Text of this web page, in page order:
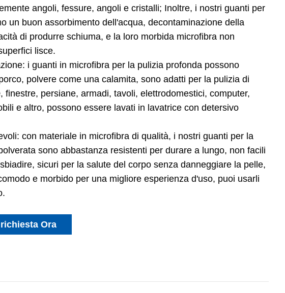
angoli, fessure, angoli e cristalli; Inoltre, i nostri guanti per
un buon assorbimento dell'acqua, decontaminazione della
di produrre schiuma, e la loro morbida microfibra non
lisce.
i guanti in microfibra per la pulizia profonda possono
polvere come una calamita, sono adatti per la pulizia di
finestre, persiane, armadi, tavoli, elettrodomestici, computer,
e altro, possono essere lavati in lavatrice con detersivo
con materiale in microfibra di qualità, i nostri guanti per la
sono abbastanza resistenti per durare a lungo, non facili
sicuri per la salute del corpo senza danneggiare la pelle,
e morbido per una migliore esperienza d'uso, puoi usarli
Ora